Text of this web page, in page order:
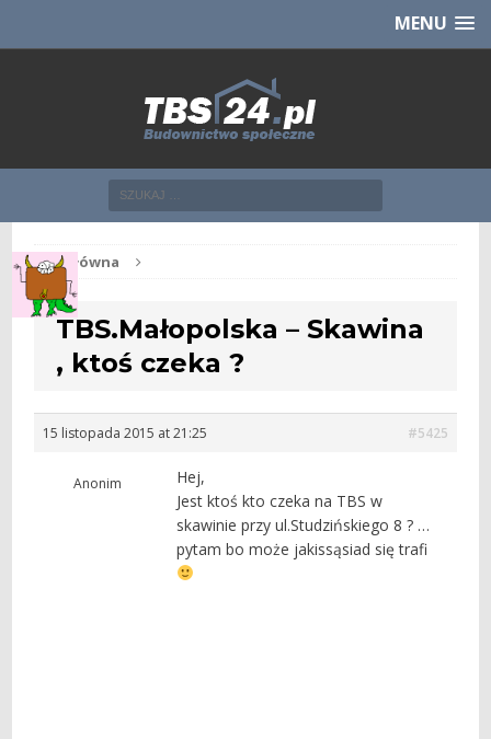
CHCĘ [klik]MENU
Str. główna
TBS.Małopolska – Skawina
, ktoś czeka ?
15 listopada 2015 at 21:25 #5425
Anonim
Hej,
Jest ktoś kto czeka na TBS w
skawinie przy ul.Studzińskiego 8 ? …
pytam bo może jakissąsiad się trafi